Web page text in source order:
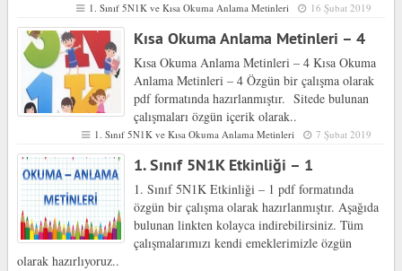
1. Sınıf 5N1K ve Kısa Okuma Anlama Metinleri 16 Şubat 2019
Kısa Okuma Anlama Metinleri – 4
Kısa Okuma Anlama Metinleri – 4 Kısa Okuma
Anlama Metinleri – 4 Özgün bir çalışma olarak
pdf formatında hazırlanmıştır. Sitede bulunan
çalışmaları özgün içerik olarak..
1. Sınıf 5N1K ve Kısa Okuma Anlama Metinleri 7 Şubat 2019
1. Sınıf 5N1K Etkinliği – 1
1. Sınıf 5N1K Etkinliği – 1 pdf formatında
özgün bir çalışma olarak hazırlanmıştır. Aşağıda
bulunan linkten kolayca indirebilirsiniz. Tüm
çalışmalarımızı kendi emeklerimizle özgün
olarak hazırlıyoruz..